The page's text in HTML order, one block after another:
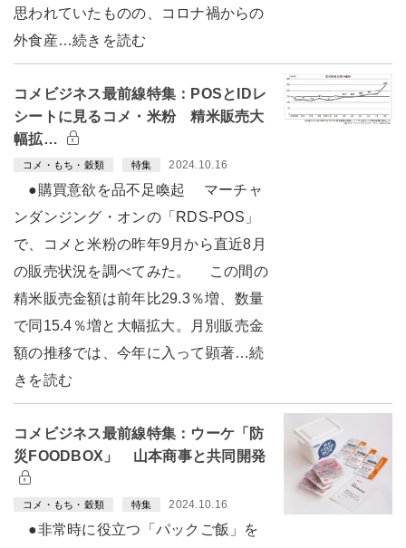
思われていたものの、コロナ禍からの
外食産…続きを読む
コメビジネス最前線特集：POSとIDレ
シートに見るコメ・米粉 精米販売大
幅拡…
コメ・もち・穀類 特集 2024.10.16
●購買意欲を品不足喚起 マーチャ
ンダンジング・オンの「RDS-POS」
で、コメと米粉の昨年9月から直近8月
の販売状況を調べてみた。 この間の
精米販売金額は前年比29.3％増、数量
で同15.4％増と大幅拡大。月別販売金
額の推移では、今年に入って顕著…続
きを読む
コメビジネス最前線特集：ウーケ「防
災FOODBOX」 山本商事と共同開発
コメ・もち・穀類 特集 2024.10.16
●非常時に役立つ「パックご飯」を